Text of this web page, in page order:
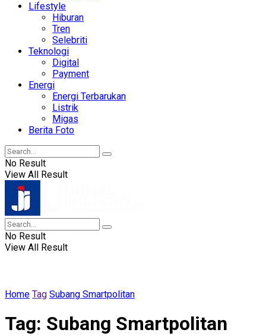
Lifestyle
Hiburan
Tren
Selebriti
Teknologi
Digital
Payment
Energi
Energi Terbarukan
Listrik
Migas
Berita Foto
No Result
View All Result
No Result
View All Result
Home Tag Subang Smartpolitan
Tag: Subang Smartpolitan